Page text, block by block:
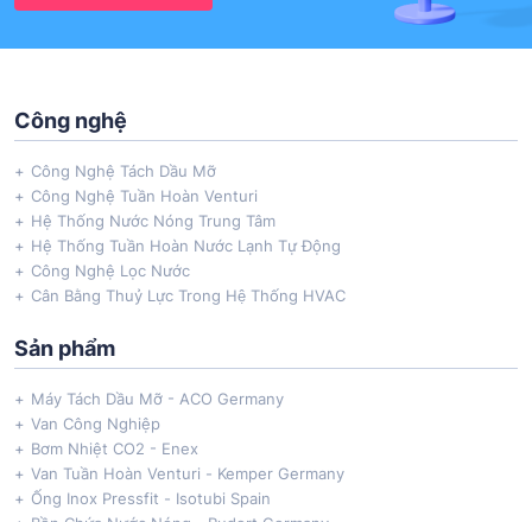
Công nghệ
Công Nghệ Tách Dầu Mỡ
Công Nghệ Tuần Hoàn Venturi
Hệ Thống Nước Nóng Trung Tâm
Hệ Thống Tuần Hoàn Nước Lạnh Tự Động
Công Nghệ Lọc Nước
Cân Bằng Thuỷ Lực Trong Hệ Thống HVAC
Sản phẩm
Máy Tách Dầu Mỡ - ACO Germany
Van Công Nghiệp
Bơm Nhiệt CO2 - Enex
Van Tuần Hoàn Venturi - Kemper Germany
Ống Inox Pressfit - Isotubi Spain